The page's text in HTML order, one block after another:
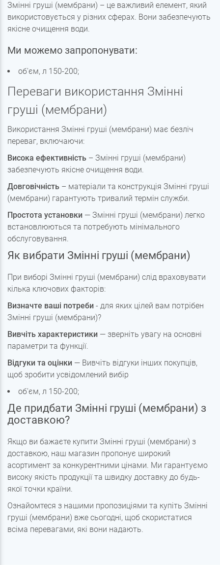
Змінні груші (мембрани) – це важливий елемент, який
використовується у різних сферах. Вони забезпечують
якісне очищення води.
Ми можемо запропонувати:
об'єм, л 150-200;
Переваги використання Змінні
груші (мембрани)
Використання Змінні груші (мембрани) має безліч
переваг, включаючи:
Висока ефективність – Змінні груші (мембрани)
забезпечують якісне очищення води.
Довговічність – матеріали та конструкція Змінні груші
(мембрани) гарантують тривалий термін служби.
Простота установки — Змінні груші (мембрани) легко
встановлюються та потребують мінімального
обслуговування.
Як вибрати Змінні груші (мембрани)
При виборі Змінні груші (мембрани) слід враховувати
кілька ключових факторів:
Визначте ваші потреби - для яких цілей вам потрібен
Змінні груші (мембрани)?
Вивчіть характеристики — зверніть увагу на основні
параметри та функції.
Відгуки та оцінки — Вивчіть відгуки інших покупців,
щоб зробити усвідомлений вибір
об'єм, л 150-200;
Де придбати Змінні груші (мембрани) з
доставкою?
Якщо ви бажаєте купити Змінні груші (мембрани) з
доставкою, наш магазин пропонує широкий
асортимент за конкурентними цінами. Ми гарантуємо
високу якість продукції та швидку доставку до будь-
якої точки країни.
Ознайомтеся з нашими пропозиціями та купіть Змінні
груші (мембрани) вже сьогодні, щоб скористатися
всіма перевагами, які вони надають.